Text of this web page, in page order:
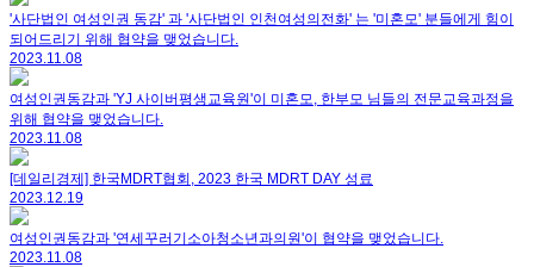
'사단법인 여성인권 동감' 과 '사단법인 인천여성의전화' 는 '미혼모' 분들에게 힘이
되어드리기 위해 협약을 맺었습니다.
2023.11.08
여성인권동감과 'YJ 사이버평생교육원'이 미혼모, 한부모 님들의 전문교육과정을
위해 협약을 맺었습니다.
2023.11.08
[데일리경제] 한국MDRT협회, 2023 한국 MDRT DAY 성료
2023.12.19
여성인권동감과 '연세꾸러기소아청소년과의원'이 협약을 맺었습니다.
2023.11.08